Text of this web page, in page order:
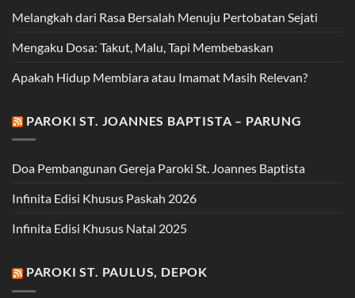
Melangkah dari Rasa Bersalah Menuju Pertobatan Sejati
Mengaku Dosa: Takut, Malu, Tapi Membebaskan
Apakah Hidup Membiara atau Imamat Masih Relevan?
PAROKI ST. JOANNES BAPTISTA – PARUNG
Doa Pembangunan Gereja Paroki St. Joannes Baptista
Infinita Edisi Khusus Paskah 2026
Infinita Edisi Khusus Natal 2025
PAROKI ST. PAULUS, DEPOK